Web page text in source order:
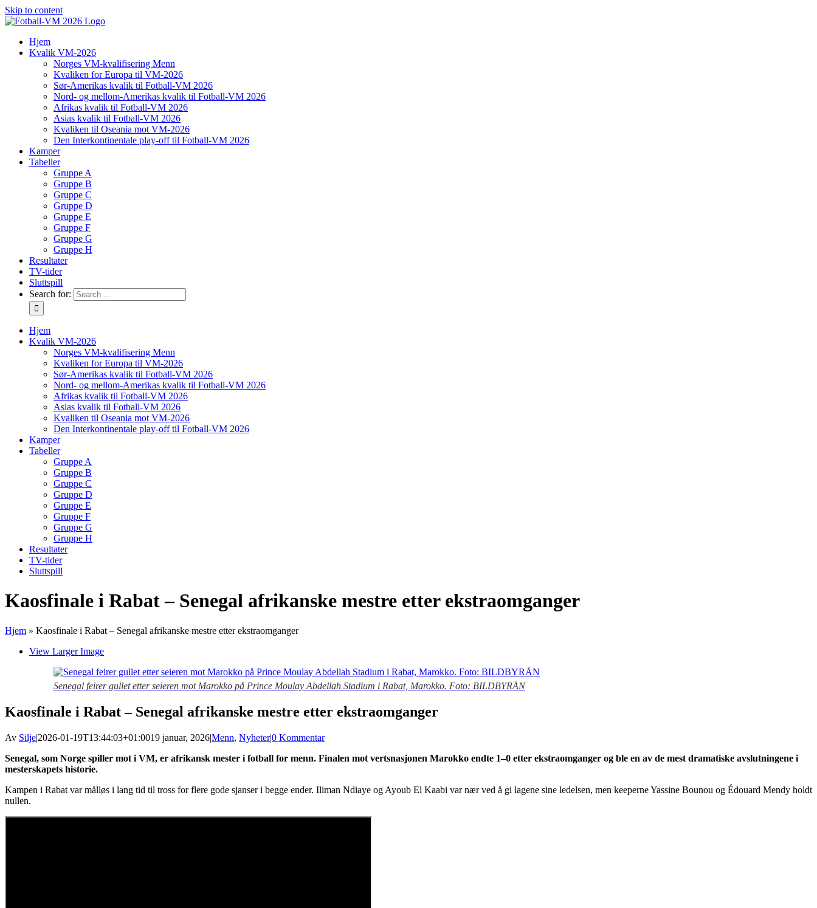
Skip to content
Hjem
Kvalik VM-2026
Norges VM-kvalifisering Menn
Kvaliken for Europa til VM-2026
Sør-Amerikas kvalik til Fotball-VM 2026
Nord- og mellom-Amerikas kvalik til Fotball-VM 2026
Afrikas kvalik til Fotball-VM 2026
Asias kvalik til Fotball-VM 2026
Kvaliken til Oseania mot VM-2026
Den Interkontinentale play-off til Fotball-VM 2026
Kamper
Tabeller
Gruppe A
Gruppe B
Gruppe C
Gruppe D
Gruppe E
Gruppe F
Gruppe G
Gruppe H
Resultater
TV-tider
Sluttspill
Search for:
Hjem
Kvalik VM-2026
Norges VM-kvalifisering Menn
Kvaliken for Europa til VM-2026
Sør-Amerikas kvalik til Fotball-VM 2026
Nord- og mellom-Amerikas kvalik til Fotball-VM 2026
Afrikas kvalik til Fotball-VM 2026
Asias kvalik til Fotball-VM 2026
Kvaliken til Oseania mot VM-2026
Den Interkontinentale play-off til Fotball-VM 2026
Kamper
Tabeller
Gruppe A
Gruppe B
Gruppe C
Gruppe D
Gruppe E
Gruppe F
Gruppe G
Gruppe H
Resultater
TV-tider
Sluttspill
Kaosfinale i Rabat – Senegal afrikanske mestre etter ekstraomganger
Hjem » Kaosfinale i Rabat – Senegal afrikanske mestre etter ekstraomganger
View Larger Image
Senegal feirer gullet etter seieren mot Marokko på Prince Moulay Abdellah Stadium i Rabat, Marokko. Foto: BILDBYRÅN
Kaosfinale i Rabat – Senegal afrikanske mestre etter ekstraomganger
Av Silje|2026-01-19T13:44:03+01:0019 januar, 2026|Menn, Nyheter|0 Kommentar
Senegal, som Norge spiller mot i VM, er afrikansk mester i fotball for menn. Finalen mot vertsnasjonen Marokko endte 1–0 etter ekstraomganger og ble en av de mest dramatiske avslutningene i
mesterskapets historie.
Kampen i Rabat var målløs i lang tid til tross for flere gode sjanser i begge ender. Iliman Ndiaye og Ayoub El Kaabi var nær ved å gi lagene sine ledelsen, men keeperne Yassine Bounou og Édouard Mendy holdt
nullen.